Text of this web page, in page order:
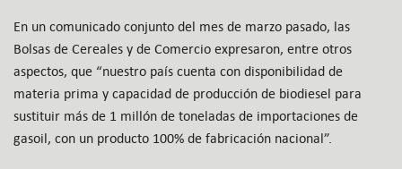
En un comunicado conjunto del mes de marzo pasado, las
Bolsas de Cereales y de Comercio expresaron, entre otros
aspectos, que “nuestro país cuenta con disponibilidad de
materia prima y capacidad de producción de biodiesel para
sustituir más de 1 millón de toneladas de importaciones de
gasoil, con un producto 100% de fabricación nacional”.